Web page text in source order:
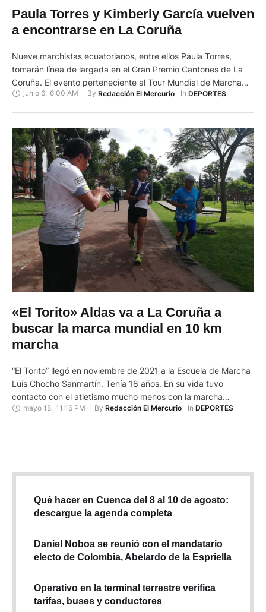
Paula Torres y Kimberly García vuelven
a encontrarse en La Coruña
Nueve marchistas ecuatorianos, entre ellos Paula Torres,
tomarán línea de largada en el Gran Premio Cantones de La
Coruña. El evento perteneciente al Tour Mundial de Marcha
Atlética, categoría oro, se cumplirá este sábado 7 de junio. La
junio 6, 6:00 AM By Redacción El Mercurio In DEPORTES
«El Torito» Aldas va a La Coruña a
buscar la marca mundial en 10 km
marcha
“El Torito” llegó en noviembre de 2021 a la Escuela de Marcha
Luis Chocho Sanmartín. Tenía 18 años. En su vida tuvo
contacto con el atletismo mucho menos con la marcha
atlética. El profesor Juan Chocho admite que no tuvo muchas
mayo 18 11:16 PM By Redacción El Mercurio In DEPORTES
Qué hacer en Cuenca del 8 al 10 de agosto:
descargue la agenda completa
Daniel Noboa se reunió con el mandatario
electo de Colombia, Abelardo de la Espriella
Operativo en la terminal terrestre verifica
tarifas, buses y conductores